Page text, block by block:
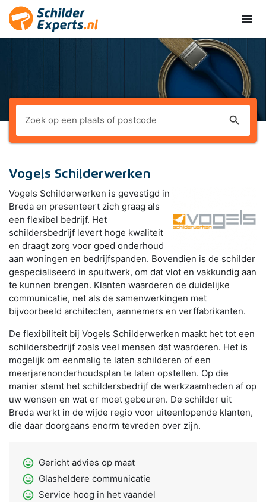
menu
search
Vogels Schilderwerken
Vogels Schilderwerken is gevestigd in
Breda en presenteert zich graag als
een flexibel bedrijf. Het
schildersbedrijf levert hoge kwaliteit
en draagt zorg voor goed onderhoud
aan woningen en bedrijfspanden. Bovendien is de schilder
gespecialiseerd in spuitwerk, om dat vlot en vakkundig aan
te kunnen brengen. Klanten waarderen de duidelijke
communicatie, net als de samenwerkingen met
bijvoorbeeld architecten, aannemers en verffabrikanten.
De flexibiliteit bij Vogels Schilderwerken maakt het tot een
schildersbedrijf zoals veel mensen dat waarderen. Het is
mogelijk om eenmalig te laten schilderen of een
meerjarenonderhoudsplan te laten opstellen. Op die
manier stemt het schildersbedrijf de werkzaamheden af op
uw wensen en wat er moet gebeuren. De schilder uit
Breda werkt in de wijde regio voor uiteenlopende klanten,
die daar doorgaans enorm tevreden over zijn.
sentiment_very_satisfied Gericht advies op maat
sentiment_very_satisfied Glasheldere communicatie
sentiment_very_satisfied Service hoog in het vaandel